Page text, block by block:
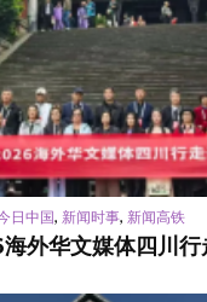
日中国, 新闻时事, 新闻高铁
外华文媒体四川行